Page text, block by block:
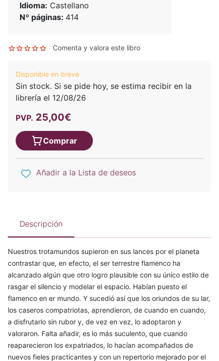
Idioma: Castellano
Nº páginas: 414
Comenta y valora este libro
Disponible en breve
Sin stock. Si se pide hoy, se estima recibir en la
librería el 12/08/26
PVP. 25,00€
Comprar
Añadir a la Lista de deseos
Descripción
Nuestros trotamundos supieron en sus lances por el planeta
contrastar que, en efecto, el ser terrestre flamenco ha
alcanzado algún que otro logro plausible con su único estilo de
rasgar el silencio y modelar el espacio. Habían puesto el
flamenco en er mundo. Y sucedió así que los oriundos de su lar,
los caseros compatriotas, aprendieron, de cuando en cuando,
a disfrutarlo sin rubor y, de vez en vez, lo adoptaron y
valoraron. Falta añadir, es lo más suculento, que cuando
reaparecieron los expatriados, lo hacían acompañados de
nuevos fieles practicantes y con un repertorio mejorado por el